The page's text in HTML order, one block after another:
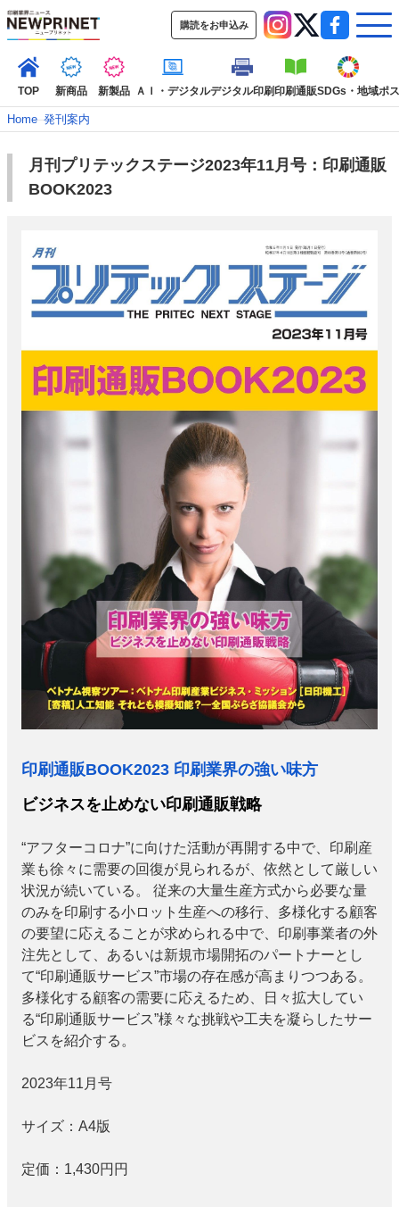
購読をお申込み
TOP 新商品 新製品 ＡＩ・デジタルデジタル印刷印刷通販SDGs・地域ポ
インデックス
TOP
新着記事
カテゴリー一覧
ＡＩ・デジタル 印刷通販
SDGs・地
ポストプレス
ビジネス イベント 信用情報 業界
市場・統計
特集記事カテゴリー一覧
2022 見える化・MIS特集
特集・デジタル印刷 アイデアで勝負！ ～多様なビジネス・多彩な商材～
JAPAN PACK 2023 特集
中古印刷機・製本機特集
2022 検査・校正特集
特集・デジタル印刷 ～ 新成長軌道を描く
JFPI印刷用語集 印刷機材年鑑
会社案内
購読・購入申し込み サイトポリシー
Home–発刊案内
月刊プリテックステージ2023年11月号：印刷通販
BOOK2023
印刷通販BOOK2023 印刷業界の強い味方
ビジネスを止めない印刷通販戦略
“アフターコロナ”に向けた活動が再開する中で、印刷産
業も徐々に需要の回復が見られるが、依然として厳しい
状況が続いている。 従来の大量生産方式から必要な量
のみを印刷する小ロット生産への移行、多様化する顧客
の要望に応えることが求められる中で、印刷事業者の外
注先として、あるいは新規市場開拓のパートナーとし
て“印刷通販サービス”市場の存在感が高まりつつある。
多様化する顧客の需要に応えるため、日々拡大してい
る“印刷通販サービス”様々な挑戦や工夫を凝らしたサー
ビスを紹介する。
2023年11月号
サイズ： A4版
定価： 1,430円 円